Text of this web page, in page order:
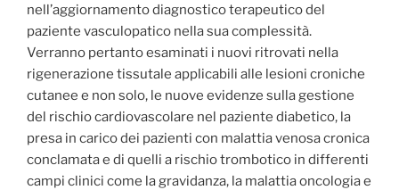
nell’aggiornamento diagnostico terapeutico del
paziente vasculopatico nella sua complessità.
Verranno pertanto esaminati i nuovi ritrovati nella
rigenerazione tissutale applicabili alle lesioni croniche
cutanee e non solo, le nuove evidenze sulla gestione
del rischio cardiovascolare nel paziente diabetico, la
presa in carico dei pazienti con malattia venosa cronica
conclamata e di quelli a rischio trombotico in differenti
campi clinici come la gravidanza, la malattia oncologia e